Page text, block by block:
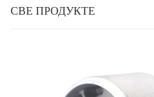
СВЕ ПРОДУКТЕ